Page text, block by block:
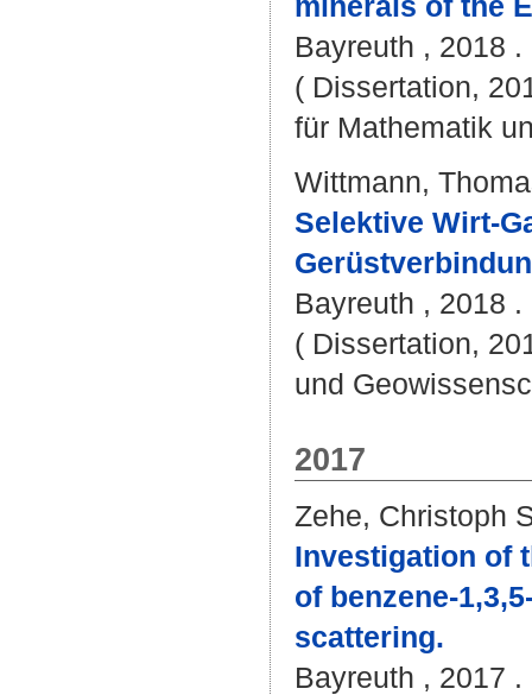
Bayreuth , 2018
( Dissertation,
für Mathematik
Wittmann,
Selektive Wirt-
Bayreuth , 2018
( Dissertation,
und
2017
Zehe, Christoph
Investigation of
of benzene-
scattering.
Bayreuth , 2017